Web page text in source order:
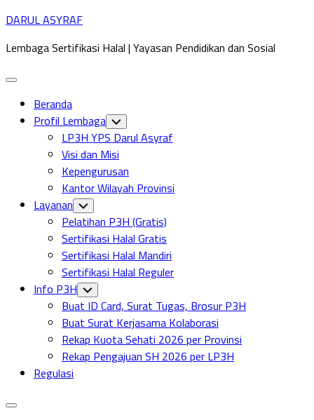
Skip
content
DARUL ASYRAF
Lembaga Sertifikasi Halal | Yayasan Pendidikan dan Sosial
Expand
Beranda
Profil Lembaga Toggle
Child
Menu
LP3H YPS Darul Asyraf
Visi dan Misi
Kepengurusan
Kantor Wilayah Provinsi
Layanan Toggle
Child
Menu
Pelatihan P3H (Gratis)
Sertifikasi Halal Gratis
Sertifikasi Halal Mandiri
Sertifikasi Halal Reguler
Info P3H Toggle
Child
Menu
Buat ID Card, Surat Tugas, Brosur P3H
Buat Surat Kerjasama Kolaborasi
Rekap Kuota Sehati 2026 per Provinsi
Rekap Pengajuan SH 2026 per LP3H
Regulasi
Expand